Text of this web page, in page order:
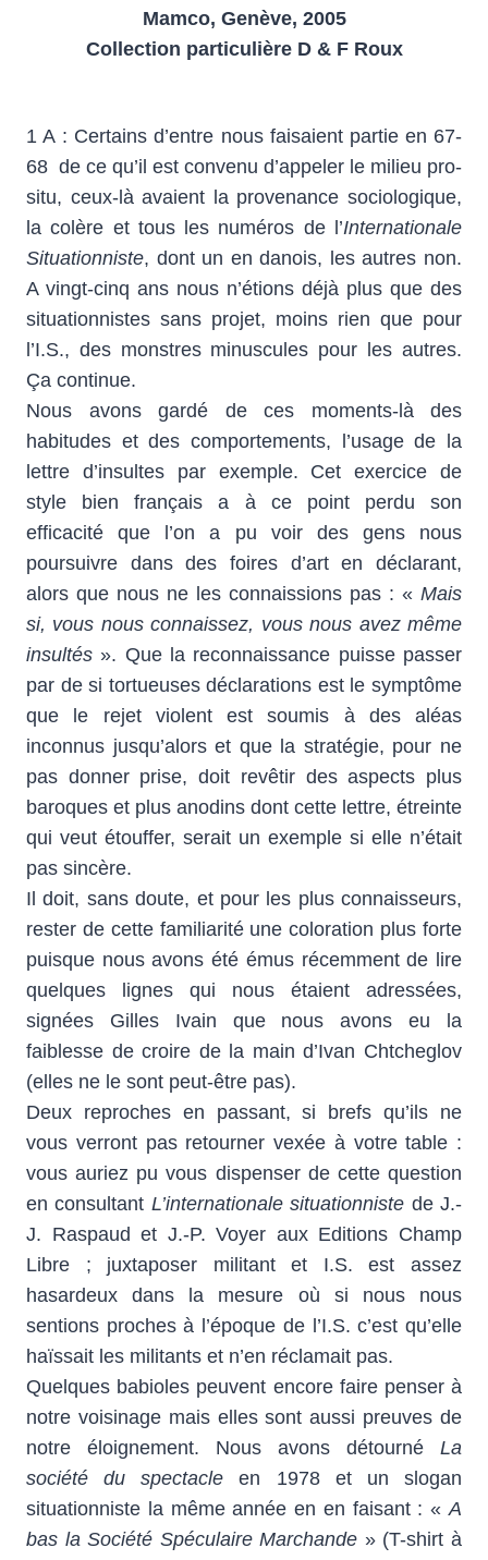
Mamco, Genève, 2005
Collection particulière D & F Roux
1 A : Certains d’entre nous faisaient partie en 67-
68 de ce qu’il est convenu d’appeler le milieu pro-
situ, ceux-là avaient la provenance sociologique,
la colère et tous les numéros de l’Internationale
Situationniste, dont un en danois, les autres non.
A vingt-cinq ans nous n’étions déjà plus que des
situationnistes sans projet, moins rien que pour
l’I.S., des monstres minuscules pour les autres.
Ça continue.
Nous avons gardé de ces moments-là des
habitudes et des comportements, l’usage de la
lettre d’insultes par exemple. Cet exercice de
style bien français a à ce point perdu son
efficacité que l’on a pu voir des gens nous
poursuivre dans des foires d’art en déclarant,
alors que nous ne les connaissions pas : « Mais
si, vous nous connaissez, vous nous avez même
insultés ». Que la reconnaissance puisse passer
par de si tortueuses déclarations est le symptôme
que le rejet violent est soumis à des aléas
inconnus jusqu’alors et que la stratégie, pour ne
pas donner prise, doit revêtir des aspects plus
baroques et plus anodins dont cette lettre, étreinte
qui veut étouffer, serait un exemple si elle n’était
pas sincère.
Il doit, sans doute, et pour les plus connaisseurs,
rester de cette familiarité une coloration plus forte
puisque nous avons été émus récemment de lire
quelques lignes qui nous étaient adressées,
signées Gilles Ivain que nous avons eu la
faiblesse de croire de la main d’Ivan Chtcheglov
(elles ne le sont peut-être pas).
Deux reproches en passant, si brefs qu’ils ne
vous verront pas retourner vexée à votre table :
vous auriez pu vous dispenser de cette question
en consultant L’internationale situationniste de J.-
J. Raspaud et J.-P. Voyer aux Editions Champ
Libre ; juxtaposer militant et I.S. est assez
hasardeux dans la mesure où si nous nous
sentions proches à l’époque de l’I.S. c’est qu’elle
haïssait les militants et n’en réclamait pas.
Quelques babioles peuvent encore faire penser à
notre voisinage mais elles sont aussi preuves de
notre éloignement. Nous avons détourné La
société du spectacle en 1978 et un slogan
situationniste la même année en en faisant : «A
bas la Société Spéculaire Marchande » (T-shirt à